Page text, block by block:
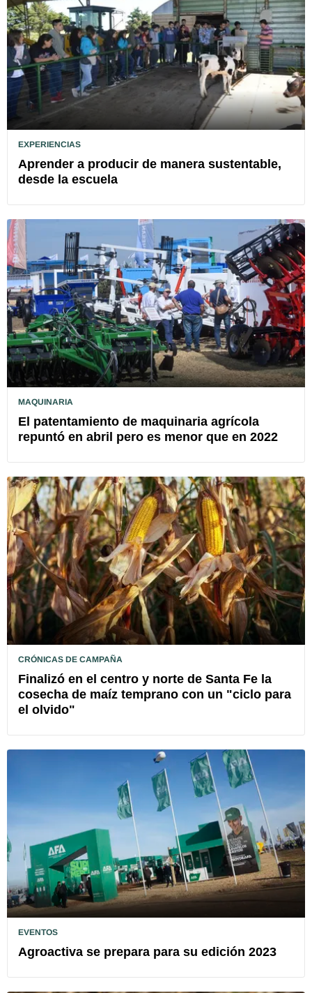
EXPERIENCIAS
Aprender a producir de manera sustentable,
desde la escuela
MAQUINARIA
El patentamiento de maquinaria agrícola
repuntó en abril pero es menor que en 2022
CRÓNICAS DE CAMPAÑA
Finalizó en el centro y norte de Santa Fe la
cosecha de maíz temprano con un "ciclo para
el olvido"
EVENTOS
Agroactiva se prepara para su edición 2023